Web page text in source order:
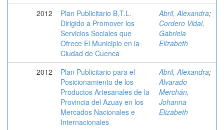
2012
Plan Publicitario B,T.L.
Dirigido a Promover los
Servicios Sociales que
Ofrece El Municipio en la
Ciudad de Cuenca
Abril, Alexandra;
Cordero Vidal,
Gabriela
Elizabeth
2012
Plan Publicitario para el
Posicionamiento de los
Productos Artesanales de la
Provincia del Azuay en los
Mercados Nacionales e
Internacionales
Abril, Alexandra;
Alvarado
Merchán,
Johanna
Elizabeth